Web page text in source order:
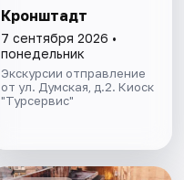
Кронштадт
7 сентября 2026 •
понедельник
Экскурсии отправление
от ул. Думская, д.2. Киоск
"Турсервис"